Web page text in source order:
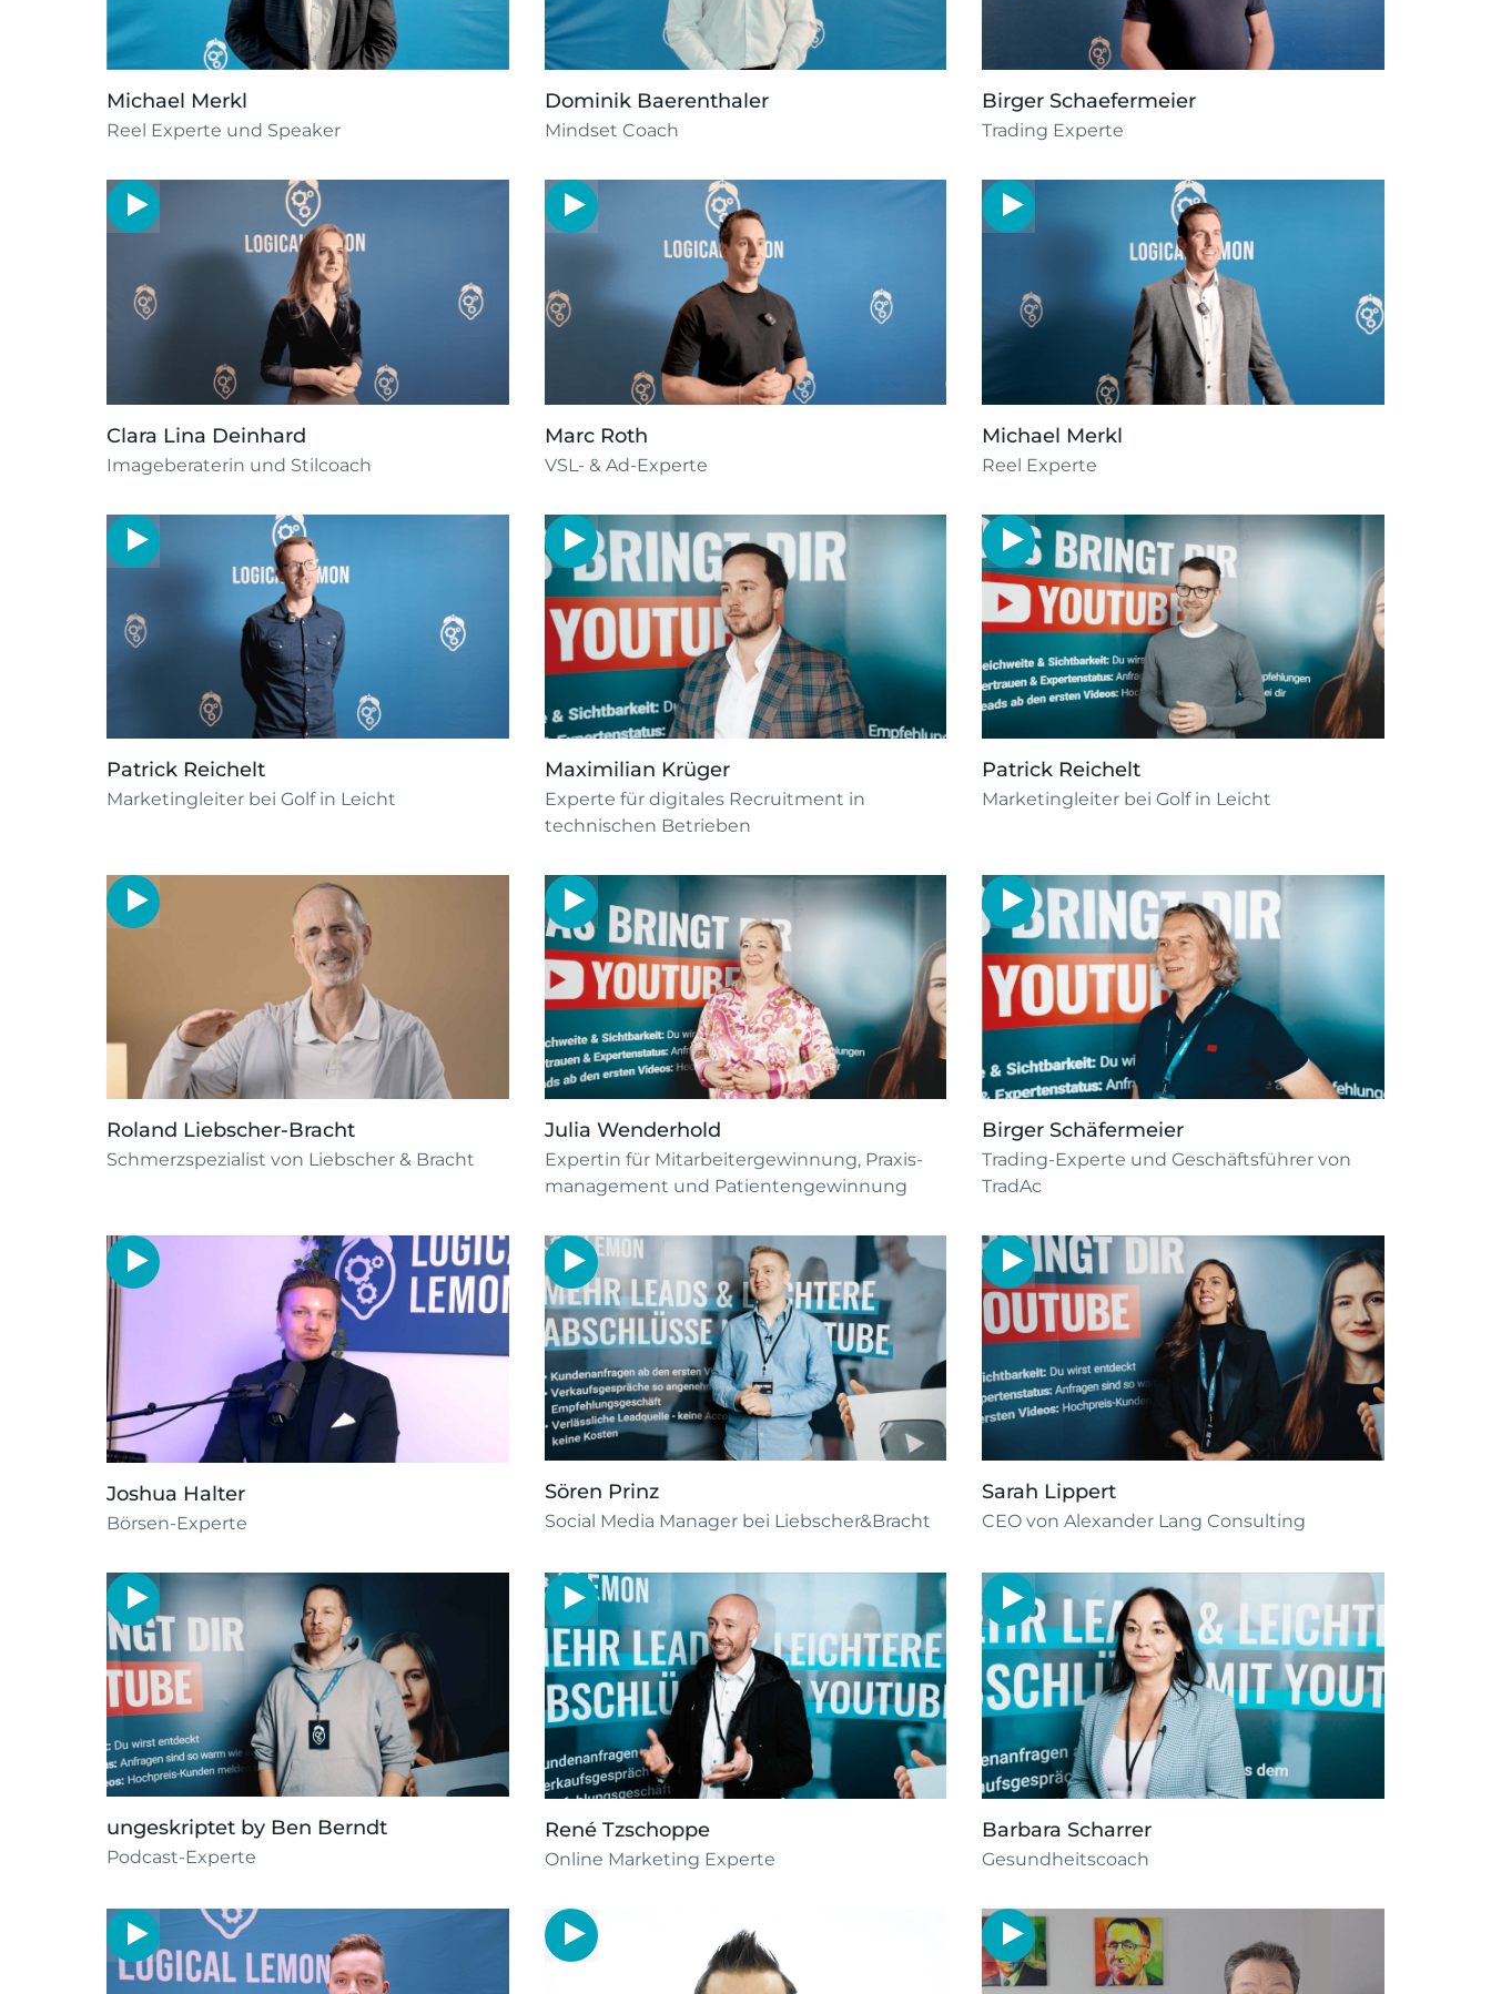
Michael Merkl
Reel Experte und Speaker
Dominik Baerenthaler
Mindset Coach
Birger Schaefermeier
Trading Experte
Clara Lina Deinhard
Imageberaterin und Stilcoach
Marc Roth
VSL- & Ad-Experte
Michael Merkl
Reel Experte
Patrick Reichelt
Marketingleiter bei Golf in Leicht
Maximilian Krüger
Experte für digitales Recruitment in
technischen Betrieben
Patrick Reichelt
Marketingleiter bei Golf in Leicht
Roland Liebscher-Bracht
Schmerzspezialist von Liebscher & Bracht
Julia Wenderhold
Expertin für Mitarbeiter­gewinnung, Praxis­
management und Patienten­gewinnung
Birger Schäfermeier
Trading-Experte und Geschäftsführer von
TradAc
Joshua Halter
Börsen-Experte
Sören Prinz
Social Media Manager bei Liebscher&Bracht
Sarah Lippert
CEO von Alexander Lang Consulting
ungeskriptet by Ben Berndt
Podcast-Experte
René Tzschoppe
Online Marketing Experte
Barbara Scharrer
Gesundheitscoach